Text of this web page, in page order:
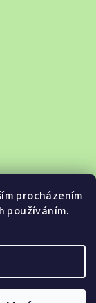
procházením
používáním.